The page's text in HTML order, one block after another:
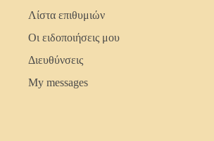
Λίστα επιθυμιών
Οι ειδοποιήσεις μου
Διευθύνσεις
My messages